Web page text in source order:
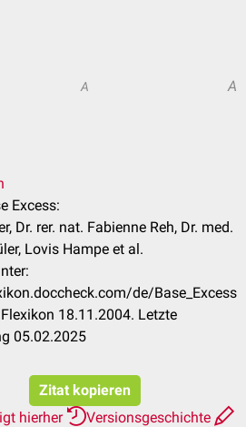
A A
Excess:
Dr. rer. nat. Fabienne Reh, Dr. med.
Lovis Hampe et al.
de/Base_Excess
18.11.2004. Letzte
05.02.2025
Zitat kopieren
hierher
Versionsgeschichte